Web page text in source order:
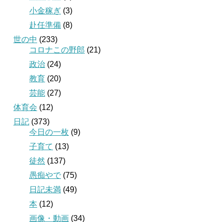
小金稼ぎ (3)
赴任準備 (8)
世の中 (233)
コロナこの野郎 (21)
政治 (24)
教育 (20)
芸能 (27)
体育会 (12)
日記 (373)
今日の一枚 (9)
子育て (13)
徒然 (137)
愚痴やで (75)
日記未満 (49)
本 (12)
画像・動画 (34)